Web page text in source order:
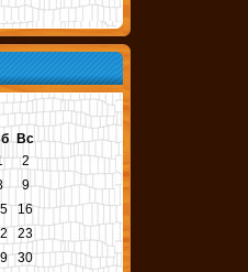
Вс
2
9
16
23
30